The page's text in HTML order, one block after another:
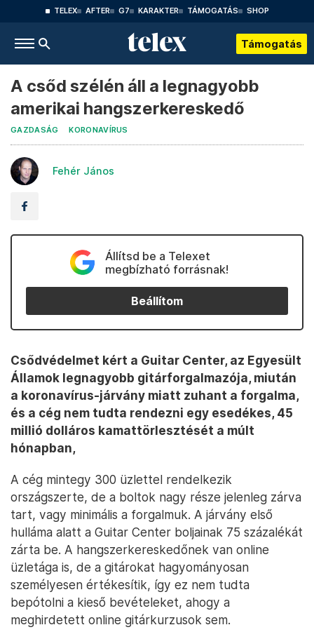
TELEX AFTER G7 KARAKTER TÁMOGATÁS SHOP
Támogatás
A csőd szélén áll a legnagyobb
amerikai hangszerkereskedő
GAZDASÁG KORONAVÍRUS
Fehér János
Állítsd be a Telexet
megbízható forrásnak!
Beállítom
Csődvédelmet kért a Guitar Center, az Egyesült
Államok legnagyobb gitárforgalmazója, miután
a koronavírus-járvány miatt zuhant a forgalma,
és a cég nem tudta rendezni egy esedékes, 45
millió dolláros kamattörlesztését a múlt
hónapban,
A cég mintegy 300 üzlettel rendelkezik
országszerte, de a boltok nagy része jelenleg zárva
tart, vagy minimális a forgalmuk. A járvány első
hulláma alatt a Guitar Center boljainak 75 százalékát
zárta be. A hangszerkereskedőnek van online
üzletága is, de a gitárokat hagyományosan
személyesen értékesítik, így ez nem tudta
bepótolni a kieső bevételeket, ahogy a
meghirdetett online gitárkurzusok sem.